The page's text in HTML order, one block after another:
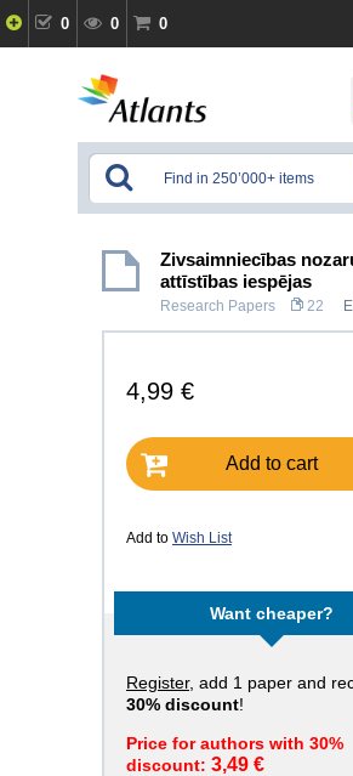
0 0 0
Zivsaimniecības
attīstības iespējas
Research Papers 22
4,99 €
Add to cart
Add to Wish List
Want cheaper?
Register, add 1 paper and
30% discount!
Price for authors with 30%
discount: 3,49 €